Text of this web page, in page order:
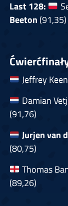
Last 128:
Beeton (91,35)
Jeffrey
Damian
(91,76)
Jurjen van
(80,75)
Thomas
(89,26)